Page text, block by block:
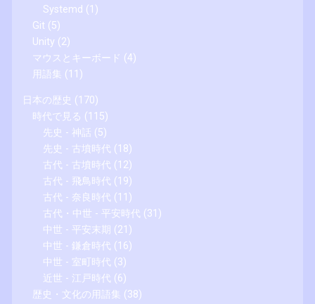
Systemd (1)
Git (5)
Unity (2)
マウスとキーボード (4)
用語集 (11)
日本の歴史 (170)
時代で見る (115)
先史 - 神話 (5)
先史 - 古墳時代 (18)
古代 - 古墳時代 (12)
古代 - 飛鳥時代 (19)
古代 - 奈良時代 (11)
古代・中世 - 平安時代 (31)
中世 - 平安末期 (21)
中世 - 鎌倉時代 (16)
中世 - 室町時代 (3)
近世 - 江戸時代 (6)
歴史・文化の用語集 (38)